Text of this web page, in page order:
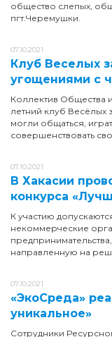
общество слепых,
пгт.Черемушки.
07.10.2021
Клуб Веселых
угощениями с
Коллектив Общества
летний клуб Весёлых
могли общаться,
совершенствовать
07.10.2021
В Хакасии
конкурса
К участию
некоммерческие
направленную на
07.10.2021
«ЭкоСреда»
уникальное»
Сотрудники